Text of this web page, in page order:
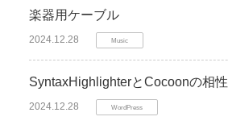
楽器用ケーブル
2024.12.28 Music
SyntaxHighlighterとCocoonの相性
2024.12.28 WordPress